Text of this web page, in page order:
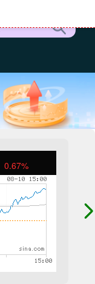
0.67%